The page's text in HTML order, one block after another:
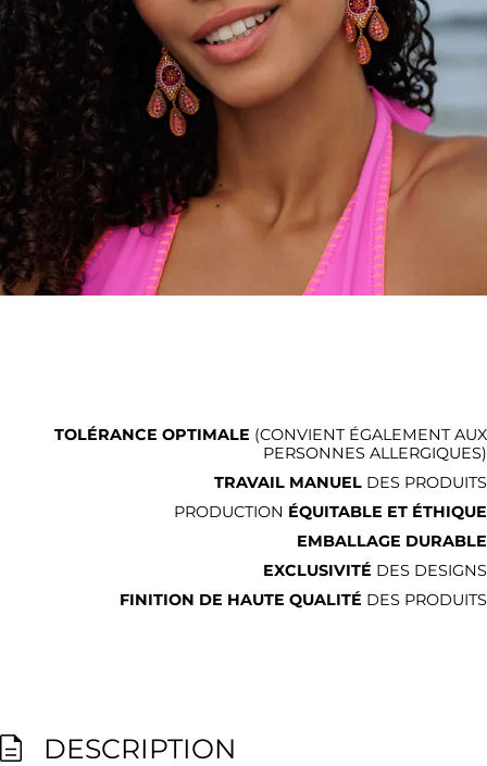
TOLÉRANCE OPTIMALE (CONVIENT ÉGALEMENT AUX
PERSONNES ALLERGIQUES)
TRAVAIL MANUEL DES PRODUITS
PRODUCTION ÉQUITABLE ET ÉTHIQUE
EMBALLAGE DURABLE
EXCLUSIVITÉ DES DESIGNS
FINITION DE HAUTE QUALITÉ DES PRODUITS
DESCRIPTION